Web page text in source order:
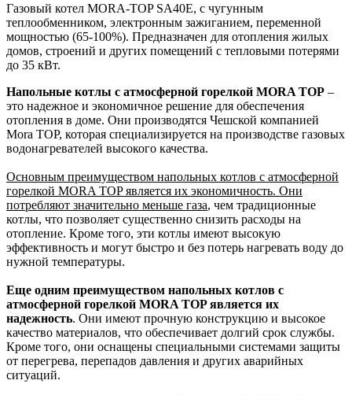
Газовый котел MORA-TOP SA40E, с чугунным
теплообменником, электронным зажиганием, переменной
мощностью (65-100%). Предназначен для отопления жилых
домов, строений и других помещений с тепловыми потерями
до 35 кВт.
Напольные котлы с атмосферной горелкой MORA TOP –
это надежное и экономичное решение для обеспечения
отопления в доме. Они производятся Чешской компанией
Mora TOP, которая специализируется на производстве газовых
водонагревателей высокого качества.
Основным преимуществом напольных котлов с атмосферной
горелкой MORA TOP является их экономичность. Они
потребляют значительно меньше газа, чем традиционные
котлы, что позволяет существенно снизить расходы на
отопление. Кроме того, эти котлы имеют высокую
эффективность и могут быстро и без потерь нагревать воду до
нужной температуры.
Еще одним преимуществом напольных котлов с
атмосферной горелкой MORA TOP является их
надежность. Они имеют прочную конструкцию и высокое
качество материалов, что обеспечивает долгий срок службы.
Кроме того, они оснащены специальными системами защиты
от перегрева, перепадов давления и других аварийных
ситуаций.